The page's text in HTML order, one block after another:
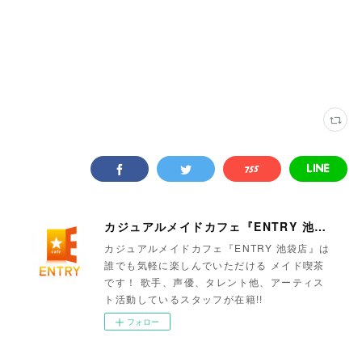
カジュアルメイドカフェ『ENTRY 池袋店』
カジュアルメイドカフェ『ENTRY 池袋店』は
誰でも気軽に楽しんでいただける メイド喫茶
です！ 歌手、声優、タレント他、アーティス
ト活動しているスタッフが在籍!!
フォロー